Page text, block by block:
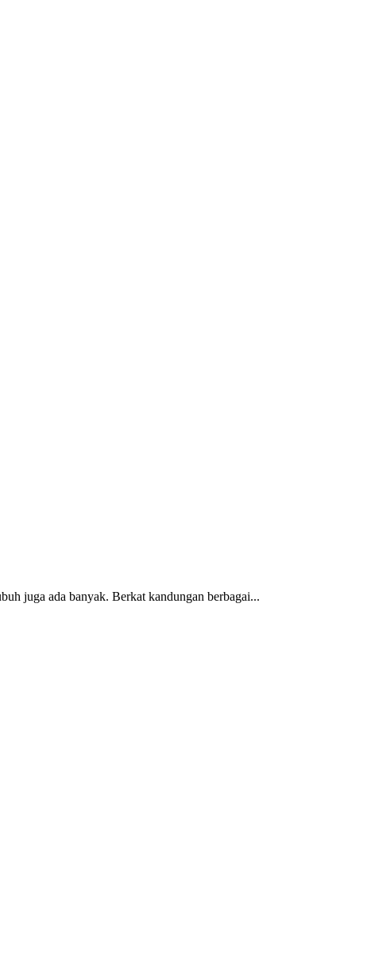
juga ada banyak. Berkat kandungan berbagai...